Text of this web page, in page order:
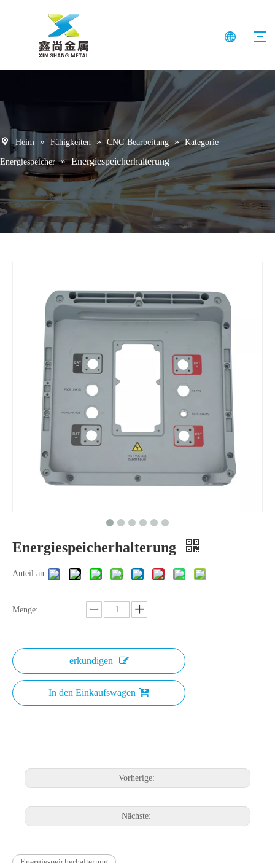
Heim » Fähigkeiten » CNC-Bearbeitung » Kategorie
Energiespeicher » Energiespeicherhalterung
Energiespeicherhalterung
Anteil an:
Menge:
erkundigen
In den Einkaufswagen
Vorherige:
Nächste: